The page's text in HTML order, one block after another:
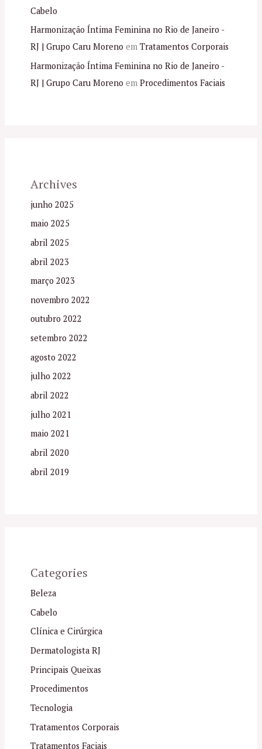
Cabelo
Harmonização Íntima Feminina no Rio de Janeiro -
RJ | Grupo Caru Moreno em Tratamentos Corporais
Harmonização Íntima Feminina no Rio de Janeiro -
RJ | Grupo Caru Moreno em Procedimentos Faciais
Archives
junho 2025
maio 2025
abril 2025
abril 2023
março 2023
novembro 2022
outubro 2022
setembro 2022
agosto 2022
julho 2022
abril 2022
julho 2021
maio 2021
abril 2020
abril 2019
Categories
Beleza
Cabelo
Clínica e Cirúrgica
Dermatologista RJ
Principais Queixas
Procedimentos
Tecnologia
Tratamentos Corporais
Tratamentos Faciais